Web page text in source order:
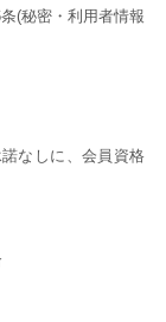
(秘密・利用者情報
なしに、会員資格